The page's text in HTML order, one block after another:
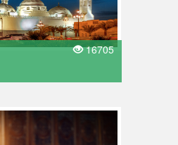
16705